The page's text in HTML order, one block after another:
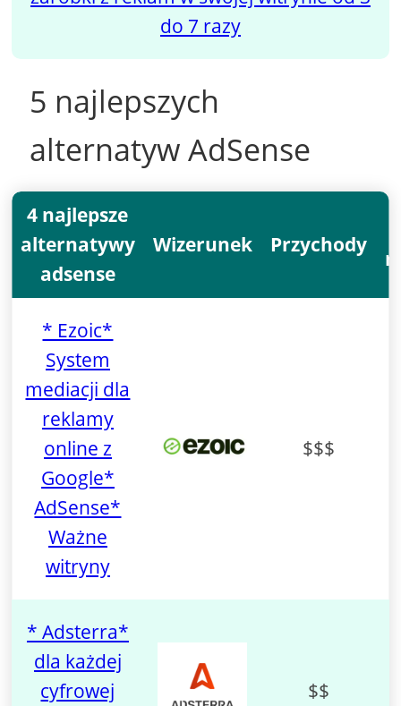
do 7 razy
5 najlepszych
alternatyw AdSense
4 najlepsze
alternatywy
adsense
Wizerunek Przychody
* Ezoic*
System
mediacji dla
reklamy
online z
Google*
AdSense*
Ważne
witryny
$$$
* Adsterra*
dla każdej
cyfrowej
$$